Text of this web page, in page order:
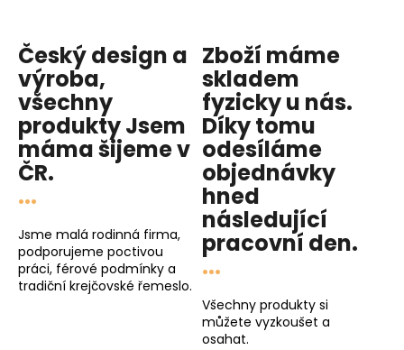
Český design a
výroba,
všechny
produktyJsem
mámašijeme v
ČR.
...
Jsme malá rodinná firma,
podporujeme poctivou
práci, férové podmínky a
tradiční krejčovské řemeslo.
Zboží máme
skladem
fyzicky u nás.
Díky tomu
odesíláme
objednávky
hned
následující
pracovní den.
...
Všechny produkty si
můžete vyzkoušet a
osahat.